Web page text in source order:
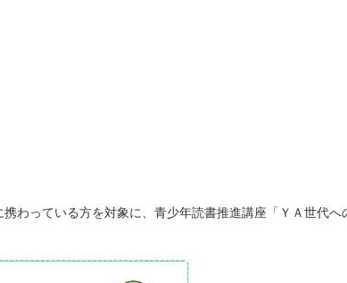
わっている方を対象に、青少年読書推進講座「ＹＡ世代へ